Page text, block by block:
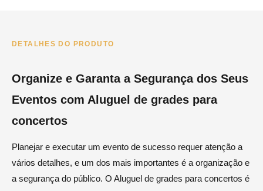
DETALHES DO PRODUTO
Organize e Garanta a Segurança dos Seus
Eventos com Aluguel de grades para
concertos
Planejar e executar um evento de sucesso requer atenção a
vários detalhes, e um dos mais importantes é a organização e
a segurança do público. O Aluguel de grades para concertos é